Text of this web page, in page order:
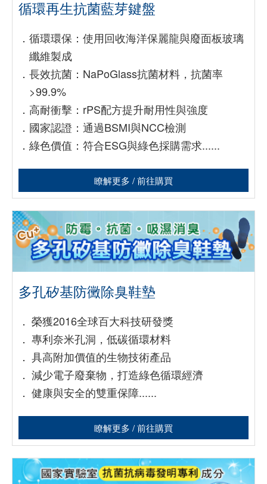
循環再生抗菌藍芽鍵盤
． 循環環保：使用回收海洋保麗龍與廢面板玻璃
纖維製成
． 長效抗菌：NaPoGlass抗菌材料，抗菌率
>99.9%
． 高耐衝擊：rPS配方提升耐用性與強度
． 國家認證：通過BSMI與NCC檢測
． 綠色價值：符合ESG與綠色採購需求......
瞭解更多 / 前往購買
多孔矽基防黴除臭鞋墊
． 榮獲2016全球百大科技研發獎
． 專利奈米孔洞，低碳循環材料
． 具高附加價值的生物技術產品
． 減少電子廢棄物，打造綠色循環經濟
． 健康與安全的雙重保障......
瞭解更多 / 前往購買